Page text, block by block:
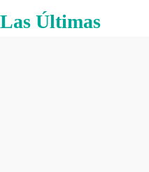
Las Últimas